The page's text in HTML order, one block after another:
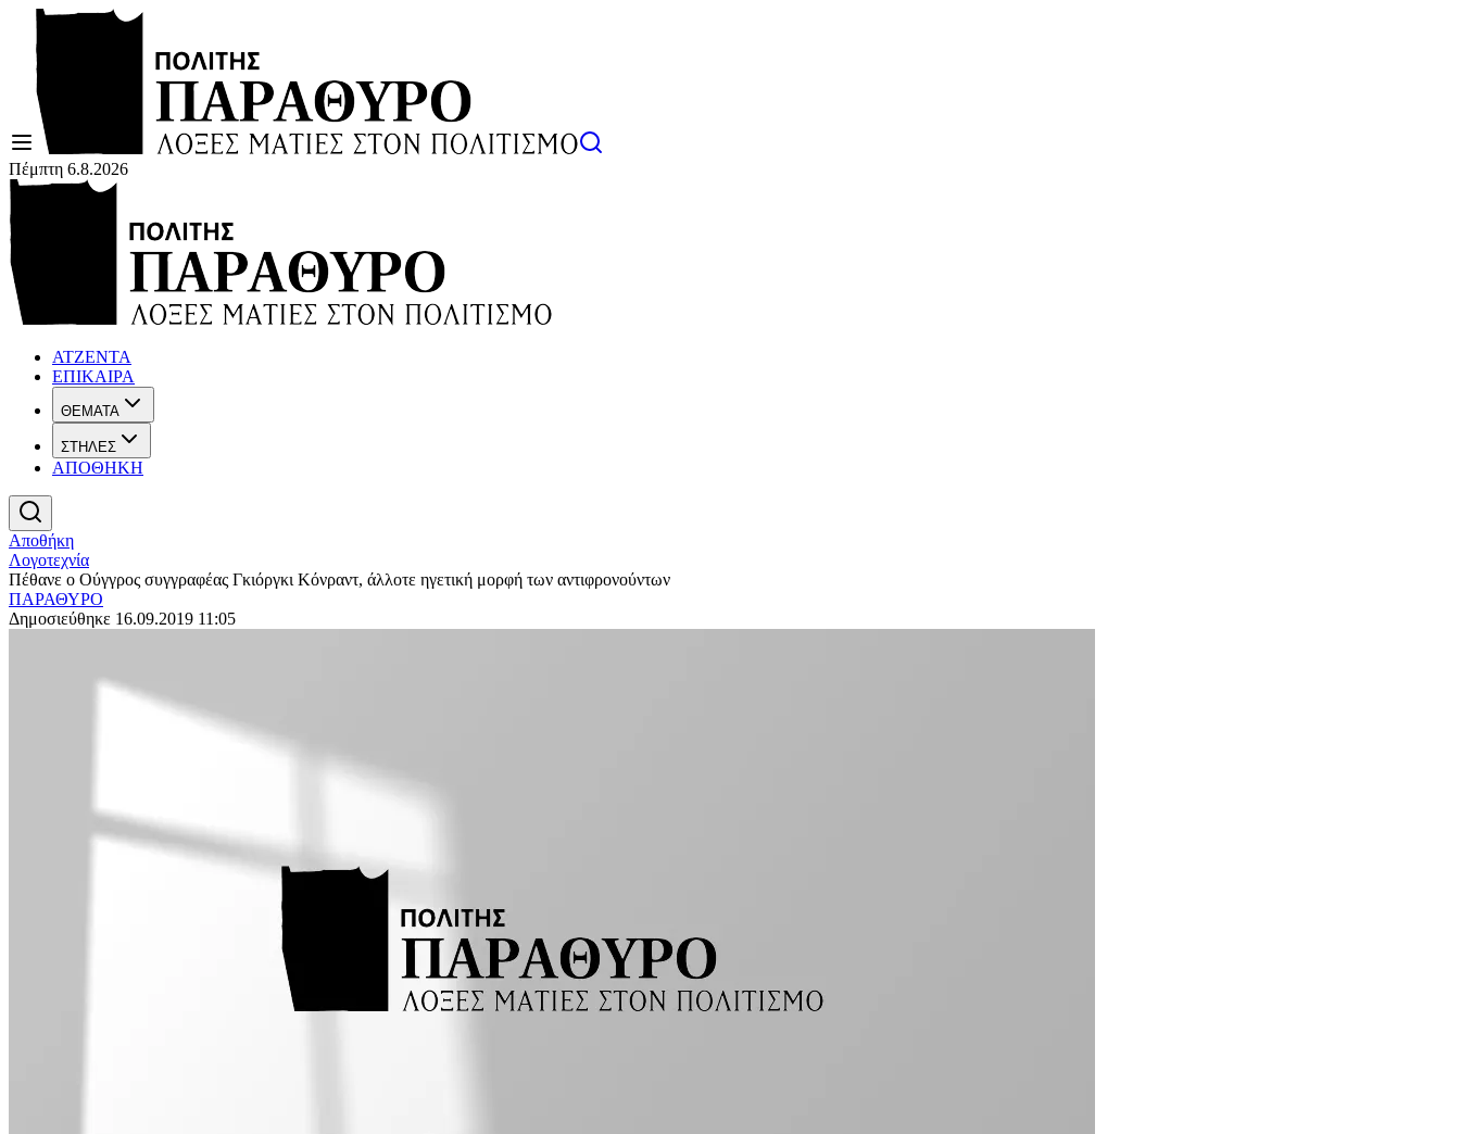
Πέμπτη 6.8.2026
ΑΤΖΕΝΤΑ
ΕΠΙΚΑΙΡΑ
ΘΕΜΑΤΑ
ΣΤΗΛΕΣ
ΑΠΟΘΗΚΗ
Αποθήκη
Λογοτεχνία
Πέθανε ο Ούγγρος συγγραφέας Γκιόργκι Κόνραντ, άλλοτε ηγετική μορφή των αντιφρονούντων
ΠΑΡΑΘΥΡΟ
Δημοσιεύθηκε 16.09.2019 11:05